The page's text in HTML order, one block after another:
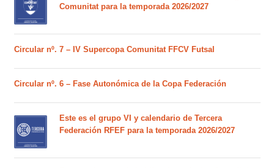
Comunitat para la temporada 2026/2027
Circular nº. 7 – IV Supercopa Comunitat FFCV Futsal
Circular nº. 6 – Fase Autonómica de la Copa Federación
Este es el grupo VI y calendario de Tercera
Federación RFEF para la temporada 2026/2027